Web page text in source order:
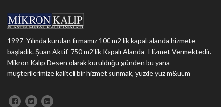
1997 Yılında kurulan firmamız 100 m2 lik kapalı alanda hizmete
başladık. Şuan Aktif 750 m2'lik Kapalı Alanda Hizmet Vermektedir.
Mikron Kalıp Desen olarak kurulduğu günden bu yana
müşterilerimize kaliteli bir hizmet sunmak, yüzde yüz m&uum